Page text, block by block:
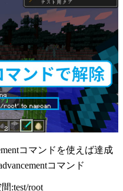
コマンドを使えば達成
コマンド
:test/root